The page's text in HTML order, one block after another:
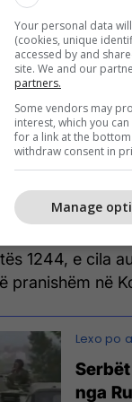
deklaroi se
serbëve.
të lajmeve
e cila
popullit të
e Rusisë
për
e Sigurimit
1990) në një
perëndimore.
1244, e cila
pranishëm në
nga
Your personal data
(cookies, unique
accessed by and
site. We and our
partners.
Some vendors may
interest, which you
for a link at the
withdraw consent in
Manage